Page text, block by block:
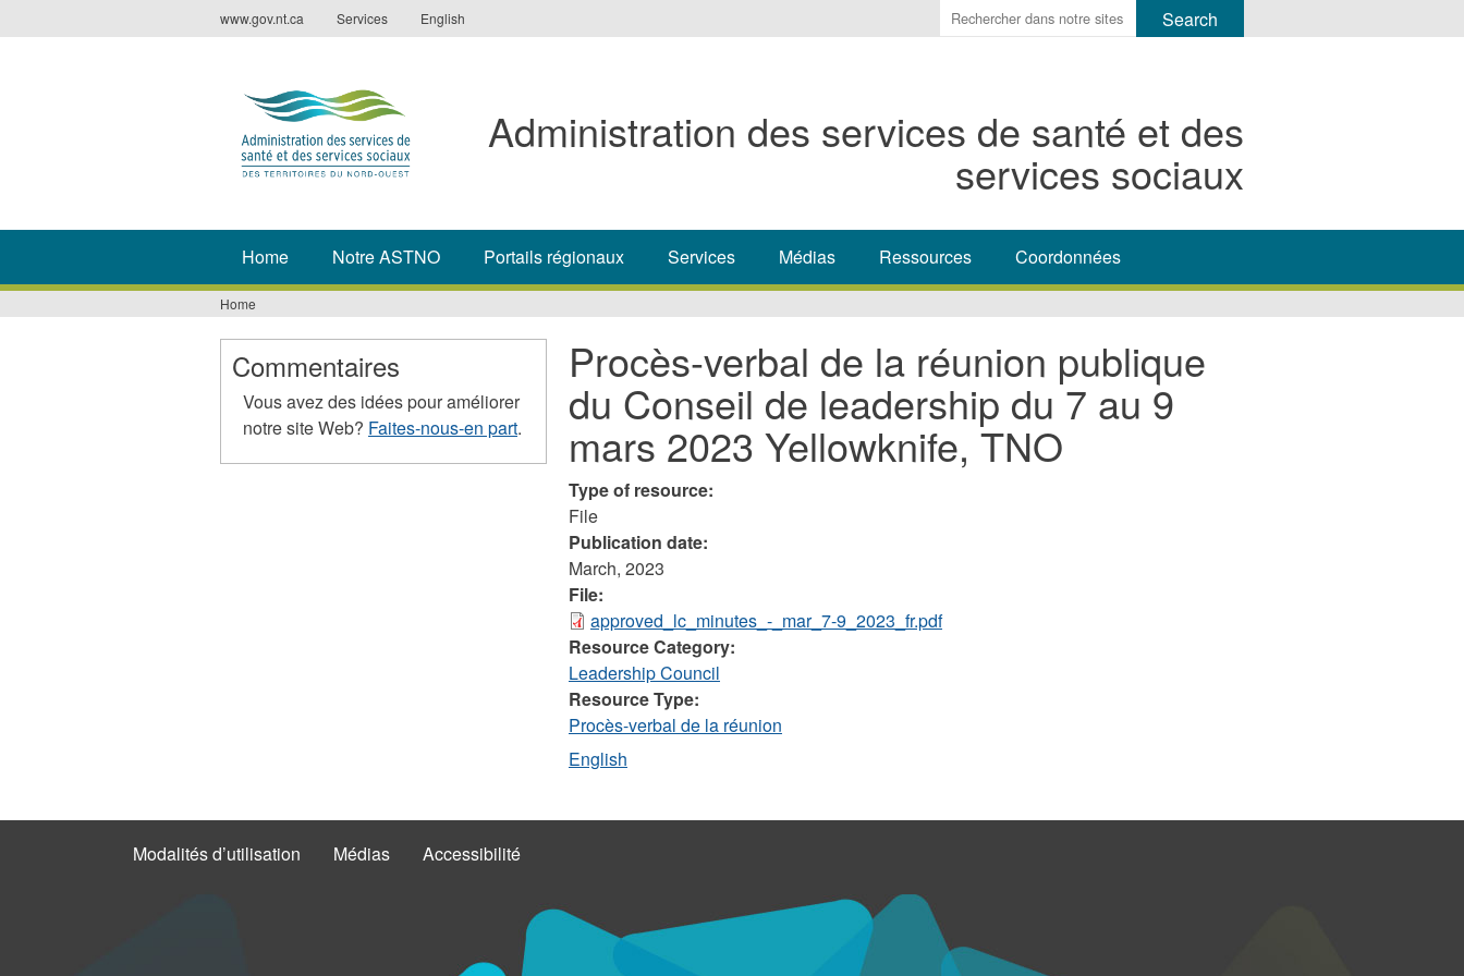
to
www.gov.nt.ca Services English
Enter
the
to
search
for.
Administration des services de santé et des
services sociaux
Home Notre ASTNO Portails régionaux Services Médias Ressources Coordonnées
You
are
here
Home
Procès-verbal de la réunion publique
du Conseil de leadership du 7 au 9
mars 2023 Yellowknife, TNO
Type of resource:
File
Publication date:
March, 2023
File:
approved_lc_minutes_-_mar_7-9_2023_fr.pdf
Resource Category:
Leadership Council
Resource Type:
Procès-verbal de la réunion
English
Commentaires
Vous avez des idées pour améliorer
notre site Web? Faites-nous-en part.
Modalités d’utilisation Médias Accessibilité